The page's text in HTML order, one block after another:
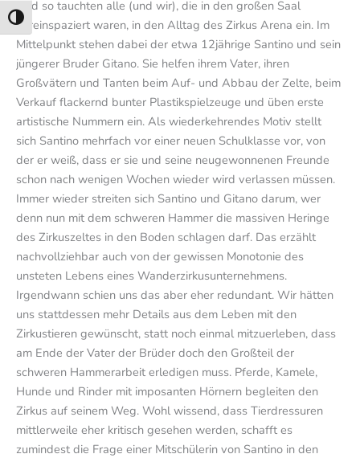
Umschalten auf hohe Kontraste
Und so tauchten alle (und wir), die in den großen Saal
hereinspaziert waren, in den Alltag des Zirkus Arena ein. Im
Mittelpunkt stehen dabei der etwa 12jährige Santino und sein
jüngerer Bruder Gitano. Sie helfen ihrem Vater, ihren
Großvätern und Tanten beim Auf- und Abbau der Zelte, beim
Verkauf flackernd bunter Plastikspielzeuge und üben erste
artistische Nummern ein. Als wiederkehrendes Motiv stellt
sich Santino mehrfach vor einer neuen Schulklasse vor, von
der er weiß, dass er sie und seine neugewonnenen Freunde
schon nach wenigen Wochen wieder wird verlassen müssen.
Immer wieder streiten sich Santino und Gitano darum, wer
denn nun mit dem schweren Hammer die massiven Heringe
des Zirkuszeltes in den Boden schlagen darf. Das erzählt
nachvollziehbar auch von der gewissen Monotonie des
unsteten Lebens eines Wanderzirkusunternehmens.
Irgendwann schien uns das aber eher redundant. Wir hätten
uns stattdessen mehr Details aus dem Leben mit den
Zirkustieren gewünscht, statt noch einmal mitzuerleben, dass
am Ende der Vater der Brüder doch den Großteil der
schweren Hammerarbeit erledigen muss. Pferde, Kamele,
Hunde und Rinder mit imposanten Hörnern begleiten den
Zirkus auf seinem Weg. Wohl wissend, dass Tierdressuren
mittlerweile eher kritisch gesehen werden, schafft es
zumindest die Frage einer Mitschülerin von Santino in den